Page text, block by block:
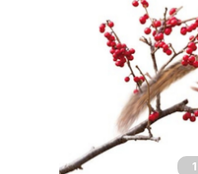
1